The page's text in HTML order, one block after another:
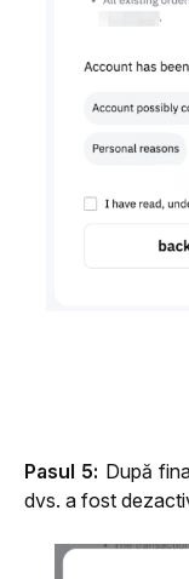
Pasul 5: După
dvs. a fost